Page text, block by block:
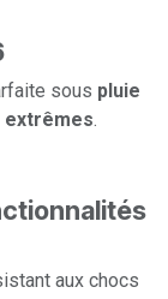
sous pluie
extrêmes.
aux chocs